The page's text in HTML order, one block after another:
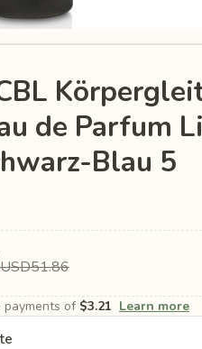
de Parfum
Blau 5
USD51.86
payments of $3.21 Learn more